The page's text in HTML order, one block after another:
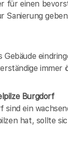
für einen
Sanierung
Gebäude
Burgdorf
sind ein
hat, sollte